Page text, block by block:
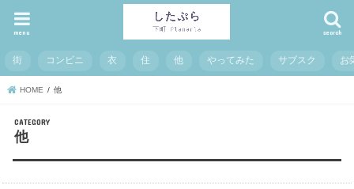
search
menu
街 コンビニ 衣 住 他 やってみた サブスク お
HOME 他
他